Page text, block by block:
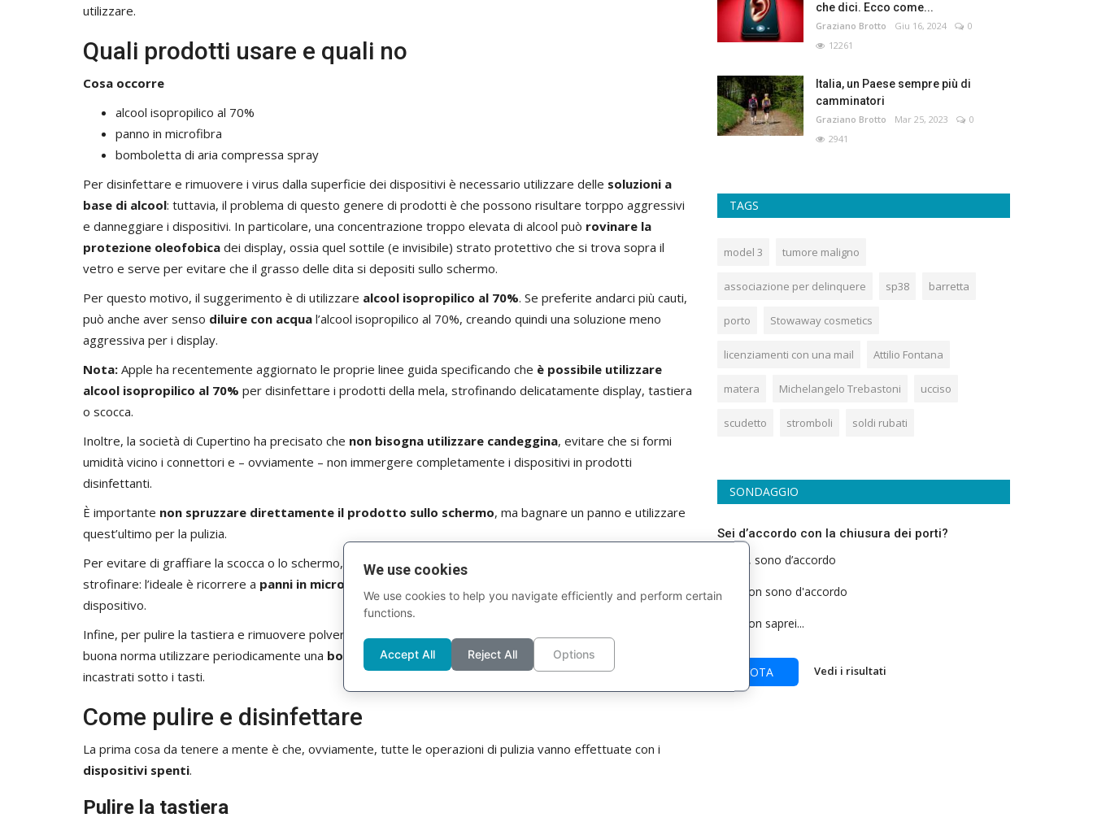
utilizzare.
Quali prodotti usare e quali no
Cosa occorre
alcool isopropilico al 70%
panno in microfibra
bomboletta di aria compressa spray
Per disinfettare e rimuovere i virus dalla superficie dei dispositivi è necessario utilizzare delle soluzioni a
base di alcool: tuttavia, il problema di questo genere di prodotti è che possono risultare torppo aggressivi
e danneggiare i dispositivi. In particolare, una concentrazione troppo elevata di alcool può rovinare la
protezione oleofobica dei display, ossia quel sottile (e invisibile) strato protettivo che si trova sopra il
vetro e serve per evitare che il grasso delle dita si depositi sullo schermo.
Per questo motivo, il suggerimento è di utilizzare alcool isopropilico al 70%. Se preferite andarci più cauti,
può anche aver senso diluire con acqua l’alcool isopropilico al 70%, creando quindi una soluzione meno
aggressiva per i display.
Nota: Apple ha recentemente aggiornato le proprie linee guida specificando che è possibile utilizzare
alcool isopropilico al 70% per disinfettare i prodotti della mela, strofinando delicatamente display, tastiera
o scocca.
Inoltre, la società di Cupertino ha precisato che non bisogna utilizzare candeggina, evitare che si formi
umidità vicino i connettori e – ovviamente – non immergere completamente i dispositivi in prodotti
disinfettanti.
È importante non spruzzare direttamente il prodotto sullo schermo, ma bagnare un panno e utilizzare
quest’ultimo per la pulizia.
Per evitare di graffiare la scocca o lo schermo, è ovviamente necessario utilizzare panni non abrasivi per
strofinare: l’ideale è ricorrere a panni in microfibra
dispositivo.
Infine, per pulire la tastiera e rimuovere polvere e briciole che possono essersi depositate sul fondo, è
buona norma utilizzare periodicamente una bomboletta di aria compressa, per far volare via tutti i detriti
incastrati sotto i tasti.
Come pulire e disinfettare
La prima cosa da tenere a mente è che, ovviamente, tutte le operazioni di pulizia vanno effettuate con i
dispositivi spenti.
Pulire la tastiera
che dici. Ecco come...
Graziano Brotto Giu 16, 2024
0
12261
Italia, un Paese sempre più di
camminatori
Graziano Brotto Mar 25, 2023
0
2941
TAGS
model 3 tumore maligno
associazione per delinquere sp38 barretta
porto Stowaway cosmetics
licenziamenti con una mail Attilio Fontana
matera Michelangelo Trebastoni ucciso
scudetto stromboli soldi rubati
SONDAGGIO
Sei d’accordo con la chiusura dei porti?
Si, sono d’accordo
Non sono d'accordo
Non saprei...
VOTA Vedi i risultati
We use cookies
We use cookies to help you navigate efficiently and perform certain
functions.
Accept All Reject All Options